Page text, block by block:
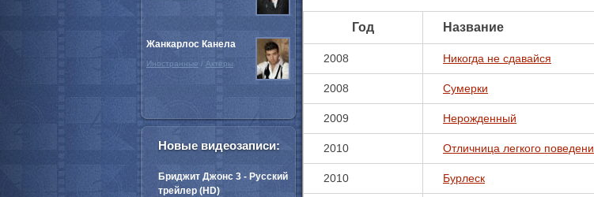
Год Название
2008 Никогда не сдавайся
2008 Сумерки
2009 Нерожденный
2010 Отличница легкого
2010 Бурлеск
Жанкарлос Канела
Иностранные / Актёры
Новые видеозаписи:
Бриджит Джонс 3 - Русский
трейлер (HD)